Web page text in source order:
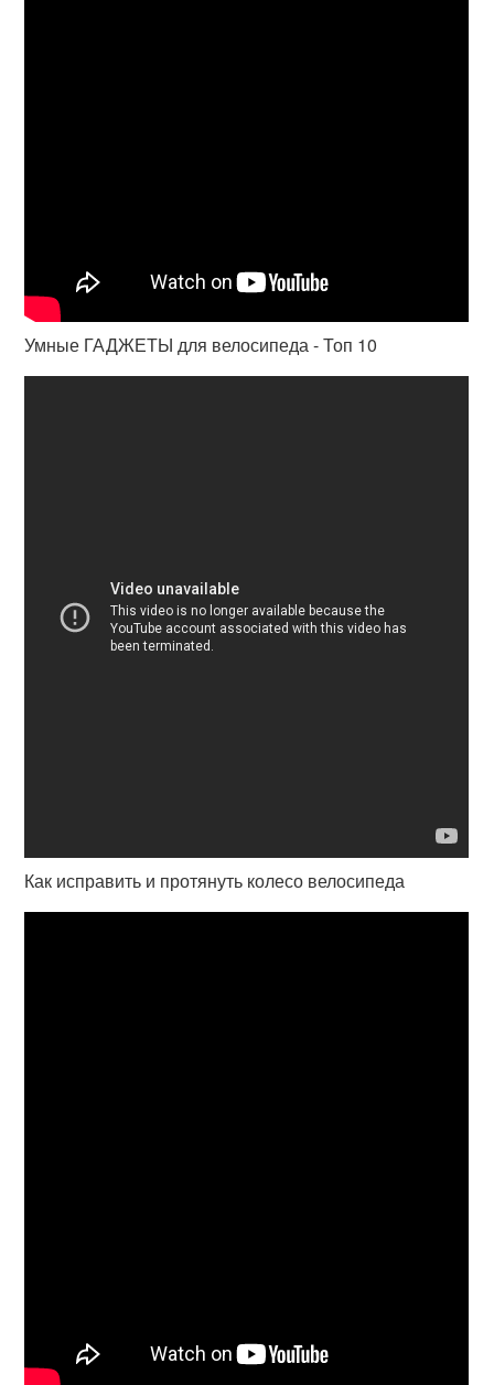
Умные ГАДЖЕТЫ для велосипеда - Топ 10
Как исправить и протянуть колесо велосипеда